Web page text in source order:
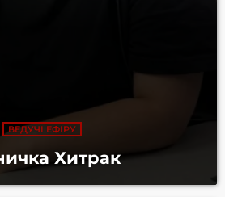
ВЕДУЧІ ЕФІРУ
Хитрак